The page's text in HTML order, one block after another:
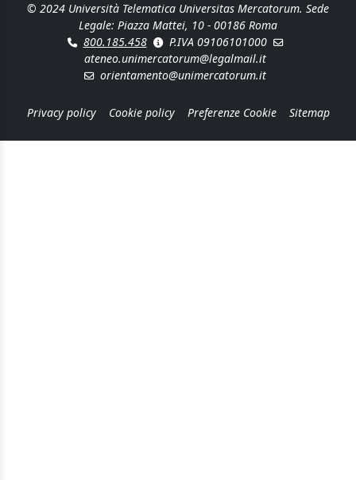
© 2024 Università Telematica Universitas Mercatorum. Sede
Legale: Piazza Mattei, 10 - 00186 Roma
800.185.458
P.IVA 09106101000
ateneo.unimercatorum@legalmail.it
orientamento@unimercatorum.it
Privacy policy Cookie policy Preferenze Cookie Sitemap